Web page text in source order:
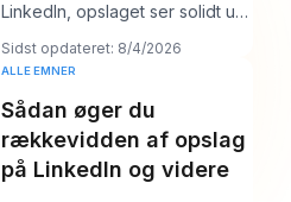
LinkedIn, opslaget ser solidt ud,
og så begynder arbejdet. Et
par kommentarer
Sidst opdateret: 8/4/2026
ALLE EMNER
Sådan øger du
rækkevidden af opslag
på LinkedIn og videre